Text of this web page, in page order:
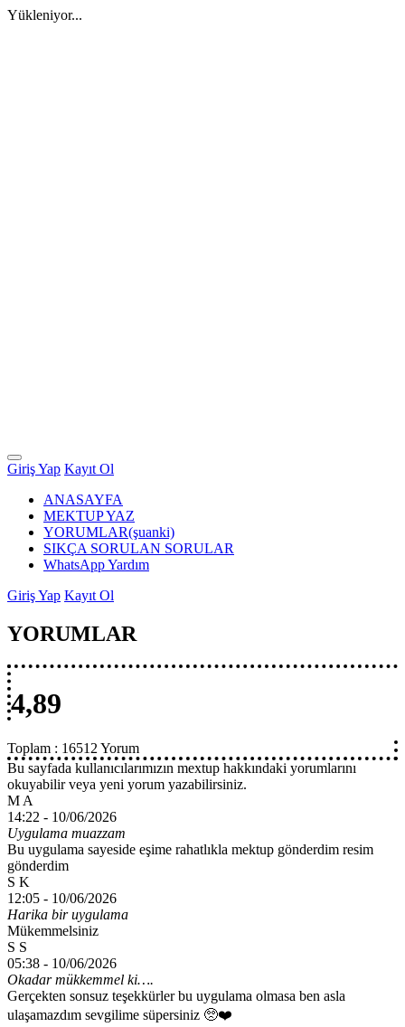
Yükleniyor...
Giriş Yap Kayıt Ol
ANASAYFA
MEKTUP YAZ
YORUMLAR(şuanki)
SIKÇA SORULAN SORULAR
WhatsApp Yardım
Giriş Yap Kayıt Ol
YORUMLAR
4,89
Toplam : 16512 Yorum
Bu sayfada kullanıcılarımızın mextup hakkındaki yorumlarını
okuyabilir veya yeni yorum yazabilirsiniz.
M A
14:22 - 10/06/2026
Uygulama muazzam
Bu uygulama sayeside eşime rahatlıkla mektup gönderdim resim
gönderdim
S K
12:05 - 10/06/2026
Harika bir uygulama
Mükemmelsiniz
S S
05:38 - 10/06/2026
Okadar mükkemmel ki….
Gerçekten sonsuz teşekkürler bu uygulama olmasa ben asla
ulaşamazdım sevgilime süpersiniz 🥺❤️